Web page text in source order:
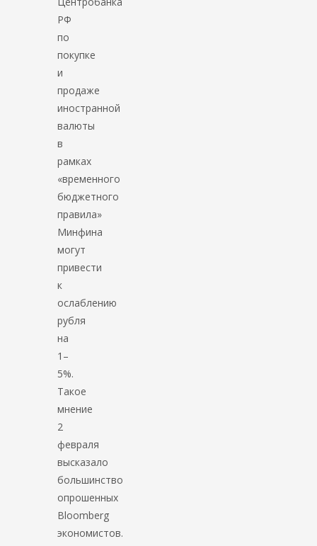
РФ
по
покупке
и
продаже
иностранной
валюты
в
рамках
«временного
бюджетного
правила»
Минфина
могут
привести
к
ослаблению
рубля
на
1–
5%.
Такое
мнение
2
февраля
высказало
большинство
опрошенных
Bloomberg
экономистов.